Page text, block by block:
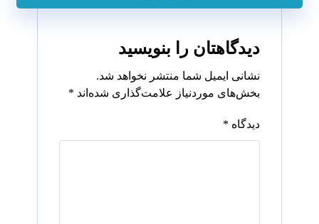
دیدگاهتان را بنویسید
نشانی ایمیل شما منتشر نخواهد شد.
بخش‌های موردنیاز علامت‌گذاری شده‌اند *
دیدگاه *